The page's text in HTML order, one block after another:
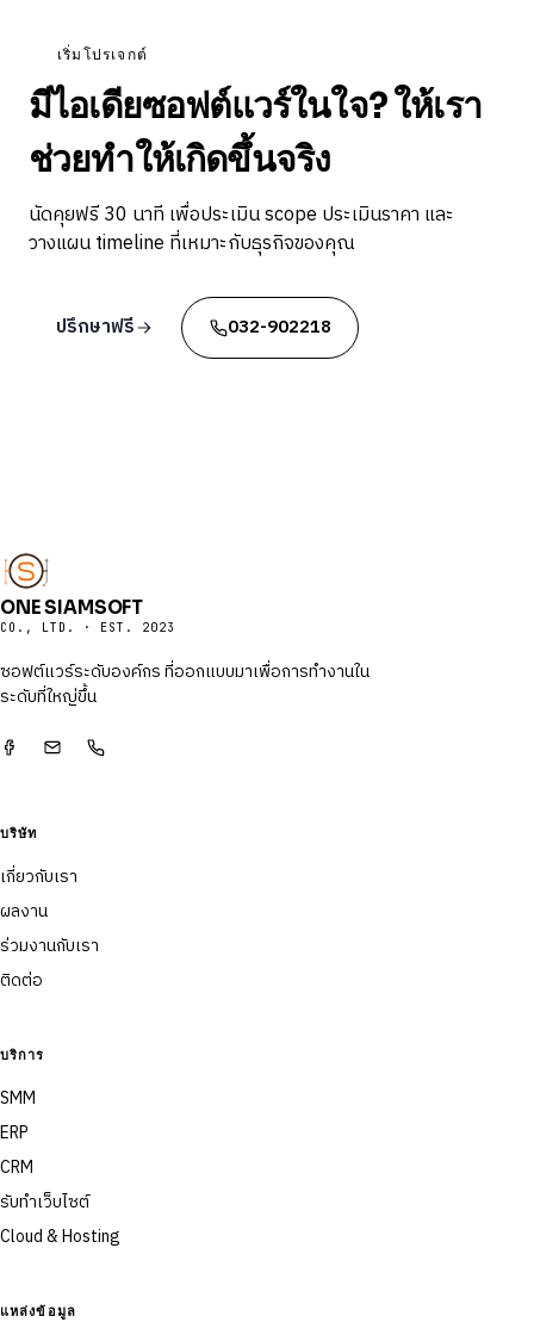
เริ่มโปรเจกต์
มีไอเดียซอฟต์แวร์ในใจ? ให้เรา
ช่วยทำให้เกิดขึ้นจริง
นัดคุยฟรี 30 นาที เพื่อประเมิน scope ประเมินราคา และ
วางแผน timeline ที่เหมาะกับธุรกิจของคุณ
ปรึกษาฟรี 032-902218
ONE SIAMSOFT
CO., LTD. · EST. 2023
ซอฟต์แวร์ระดับองค์กร ที่ออกแบบมาเพื่อการทำงานใน
ระดับที่ใหญ่ขึ้น
บริษัท
เกี่ยวกับเรา
ผลงาน
ร่วมงานกับเรา
ติดต่อ
บริการ
SMM
ERP
CRM
รับทำเว็บไซต์
Cloud & Hosting
แหล่งข้อมูล